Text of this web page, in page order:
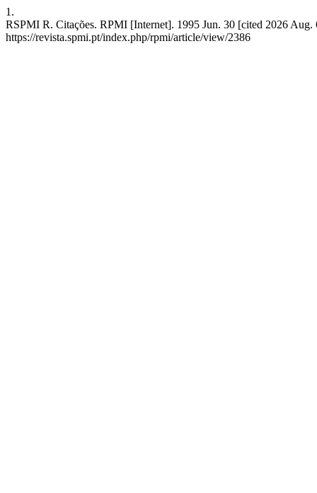
1.
RSPMI R. Citações. RPMI [Internet]. 1995 Jun. 30 [cited 2026
https://revista.spmi.pt/index.php/rpmi/article/view/2386